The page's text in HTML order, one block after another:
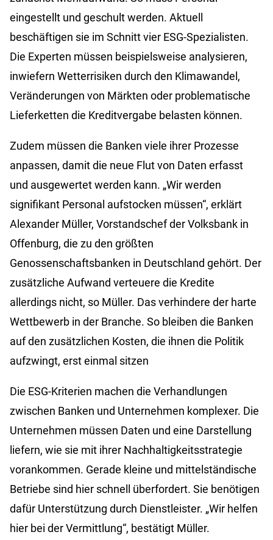
eingestellt und geschult werden. Aktuell
beschäftigen sie im Schnitt vier ESG-Spezialisten.
Die Experten müssen beispielsweise analysieren,
inwiefern Wetterrisiken durch den Klimawandel,
Veränderungen von Märkten oder problematische
Lieferketten die Kreditvergabe belasten können.
Zudem müssen die Banken viele ihrer Prozesse
anpassen, damit die neue Flut von Daten erfasst
und ausgewertet werden kann. „Wir werden
signifikant Personal aufstocken müssen“, erklärt
Alexander Müller, Vorstandschef der Volksbank in
Offenburg, die zu den größten
Genossenschaftsbanken in Deutschland gehört. Der
zusätzliche Aufwand verteuere die Kredite
allerdings nicht, so Müller. Das verhindere der harte
Wettbewerb in der Branche. So bleiben die Banken
auf den zusätzlichen Kosten, die ihnen die Politik
aufzwingt, erst einmal sitzen
Die ESG-Kriterien machen die Verhandlungen
zwischen Banken und Unternehmen komplexer. Die
Unternehmen müssen Daten und eine Darstellung
liefern, wie sie mit ihrer Nachhaltigkeitsstrategie
vorankommen. Gerade kleine und mittelständische
Betriebe sind hier schnell überfordert. Sie benötigen
dafür Unterstützung durch Dienstleister. „Wir helfen
hier bei der Vermittlung“, bestätigt Müller.